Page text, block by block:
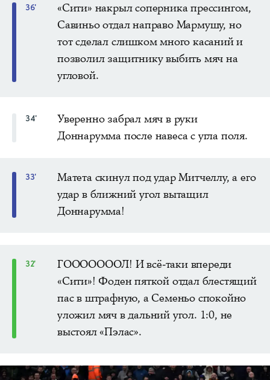
36'
«Сити» накрыл соперника прессингом,
Савиньо отдал направо Мармушу, но
тот сделал слишком много касаний и
позволил защитнику выбить мяч на
угловой.
34'
Уверенно забрал мяч в руки
Доннарумма после навеса с угла поля.
33'
Матета скинул под удар Митчеллу, а его
удар в ближний угол вытащил
Доннарумма!
32'
ГОООООООЛ! И всё-таки впереди
«Сити»! Фоден пяткой отдал блестящий
пас в штрафную, а Семеньо спокойно
уложил мяч в дальний угол. 1:0, не
выстоял «Пэлас».